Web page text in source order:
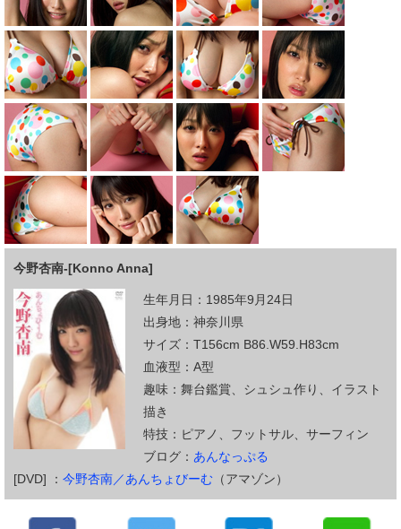
今野杏南-[Konno Anna]
生年月日：1985年9月24日
出身地：神奈川県
サイズ：T156cm B86.W59.H83cm
血液型：A型
趣味：舞台鑑賞、シュシュ作り、イラスト
描き
特技：ピアノ、フットサル、サーフィン
ブログ： あんなっぷる
[DVD] ： 今野杏南／あんちょびーむ （アマゾン）